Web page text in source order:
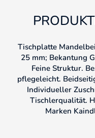
Tischplatte
25 mm; Bekantung
Feine Struktur.
pflegeleicht.
Individueller
Tischlerqualität.
Marken